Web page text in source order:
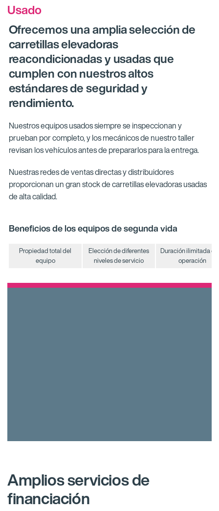
Usado
Ofrecemos una amplia selección de
carretillas elevadoras
reacondicionadas y usadas que
cumplen con nuestros altos
estándares de seguridad y
rendimiento.
Nuestros equipos usados siempre se inspeccionan y
prueban por completo, y los mecánicos de nuestro taller
revisan los vehículos antes de prepararlos para la entrega.
Nuestras redes de ventas directas y distribuidores
proporcionan un gran stock de carretillas elevadoras usadas
de alta calidad.
Beneficios de los equipos de segunda vida
Propiedad total del
equipo
Elección de diferentes
niveles de servicio
Duración ilimitada
operación
Amplios servicios de
financiación